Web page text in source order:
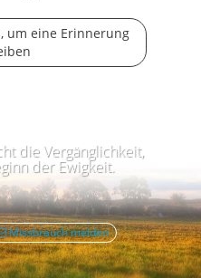
um eine Erinnerung
die Vergänglichkeit,
der Ewigkeit.
Missbrauch melden